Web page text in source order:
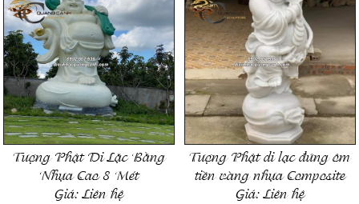
Tượng Phật Di Lặc Bằng
Nhựa Cao 8 Mét
Giá:Liên hệ
Tượng Phật di lạc đứng ôm
tiền vàng nhựa Composite
Giá:Liên hệ